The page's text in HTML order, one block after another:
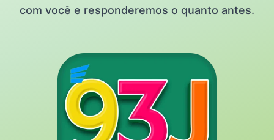
com você e responderemos o quanto antes.